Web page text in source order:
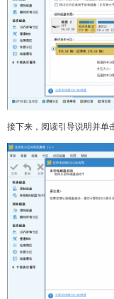
接下来，阅读引导说明并单